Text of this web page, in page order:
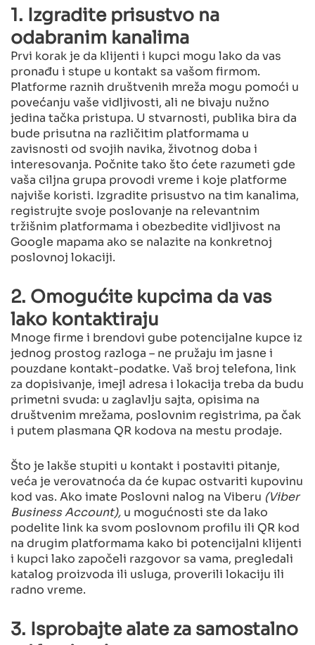
1. Izgradite prisustvo na
odabranim kanalima
Prvi korak je da klijenti i kupci mogu lako da vas
pronađu i stupe u kontakt sa vašom firmom.
Platforme raznih društvenih mreža mogu pomoći u
povećanju vaše vidljivosti, ali ne bivaju nužno
jedina tačka pristupa. U stvarnosti, publika bira da
bude prisutna na različitim platformama u
zavisnosti od svojih navika, životnog doba i
interesovanja. Počnite tako što ćete razumeti gde
vaša ciljna grupa provodi vreme i koje platforme
najviše koristi. Izgradite prisustvo na tim kanalima,
registrujte svoje poslovanje na relevantnim
tržišnim platformama i obezbedite vidljivost na
Google mapama ako se nalazite na konkretnoj
poslovnoj lokaciji.
2. Omogućite kupcima da vas
lako kontaktiraju
Mnoge firme i brendovi gube potencijalne kupce iz
jednog prostog razloga – ne pružaju im jasne i
pouzdane kontakt-podatke. Vaš broj telefona, link
za dopisivanje, imejl adresa i lokacija treba da budu
primetni svuda: u zaglavlju sajta, opisima na
društvenim mrežama, poslovnim registrima, pa čak
i putem plasmana QR kodova na mestu prodaje.
Što je lakše stupiti u kontakt i postaviti pitanje,
veća je verovatnoća da će kupac ostvariti kupovinu
kod vas. Ako imate Poslovni nalog na Viberu (Viber
Business Account), u mogućnosti ste da lako
podelite link ka svom poslovnom profilu ili QR kod
na drugim platformama kako bi potencijalni klijenti
i kupci lako započeli razgovor sa vama, pregledali
katalog proizvoda ili usluga, proverili lokaciju ili
radno vreme.
3. Isprobajte alate za samostalno